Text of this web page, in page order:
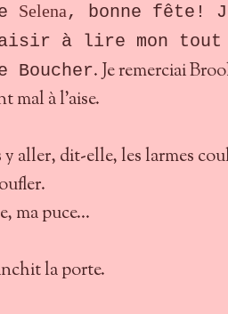
Selena, bonne fête!
à lire mon tout
Boucher. Je remerciai
mal à l’aise.
y aller, dit-elle, les larmes
ma puce...
la porte.